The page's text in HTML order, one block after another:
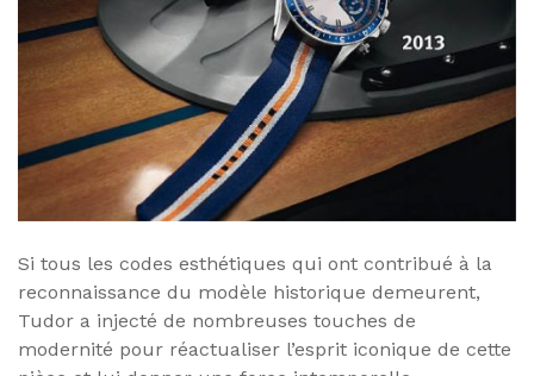
Si tous les codes esthétiques qui ont contribué à la
reconnaissance du modèle historique demeurent,
Tudor a injecté de nombreuses touches de
modernité pour réactualiser l’esprit iconique de cette